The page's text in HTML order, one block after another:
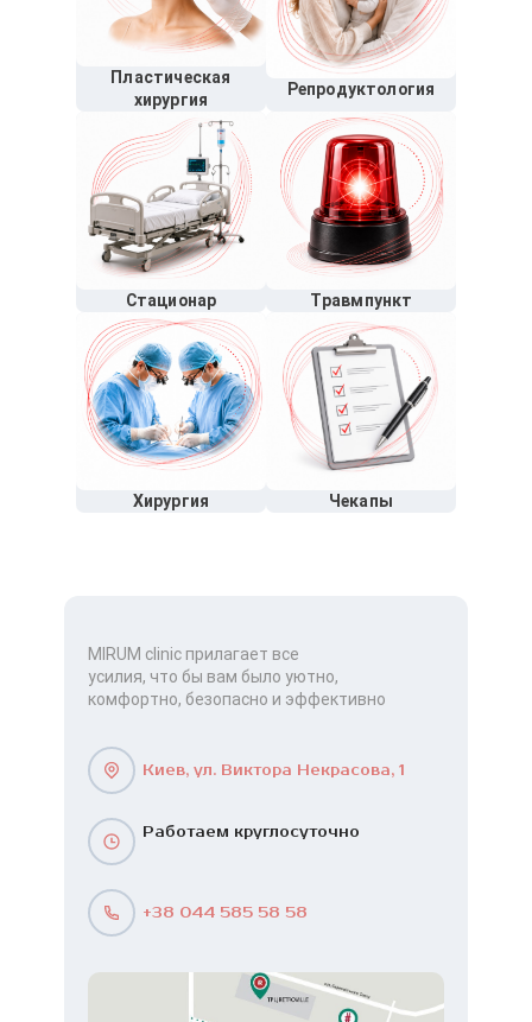
Пластическая
хирургия
Репродуктология
Стационар Травмпункт
Хирургия Чекапы
MIRUM clinic прилагает все
усилия, что бы вам было уютно,
комфортно, безопасно и эффективно
Киев, ул. Виктора Некрасова, 1
Работаем круглосуточно
+38 044 585 58 58